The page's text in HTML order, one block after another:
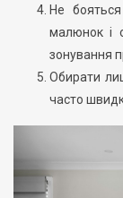
Не
малюнок і
зонування
Обирати
часто